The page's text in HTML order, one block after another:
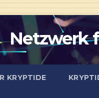
Netzwerk
KRYPTIDE